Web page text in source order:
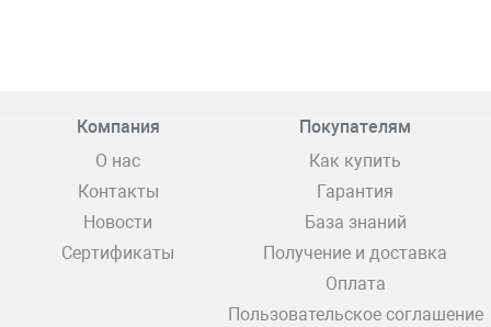
Компания
О нас
Контакты
Новости
Сертификаты
Покупателям
Как купить
Гарантия
База знаний
Получение и доставка
Оплата
Пользовательское соглашение